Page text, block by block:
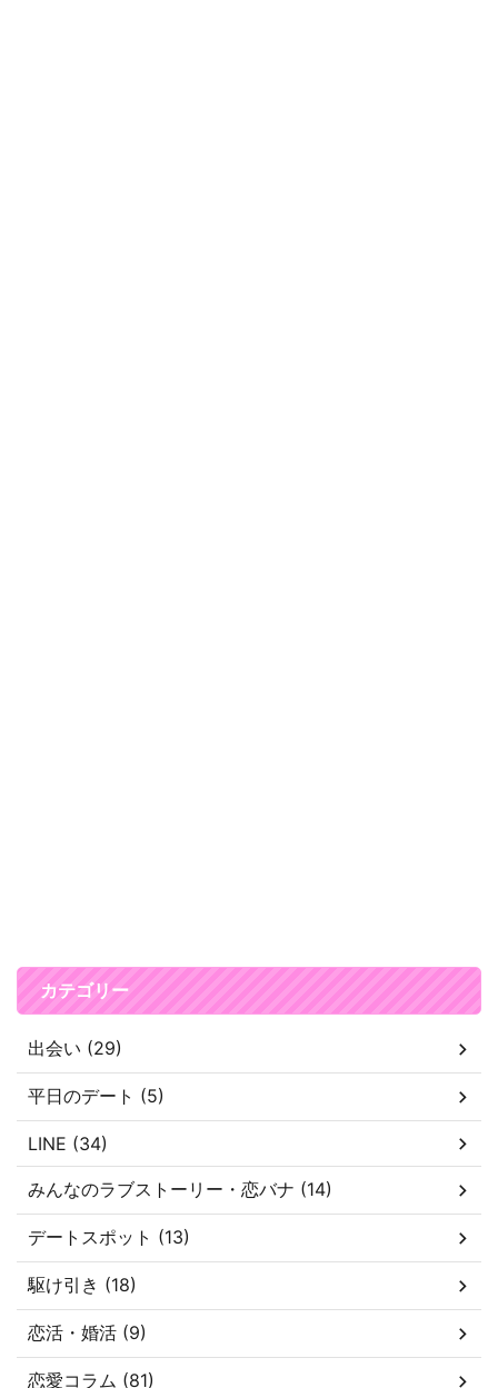
カテゴリー
出会い (29)
平日のデート (5)
LINE (34)
みんなのラブストーリー・恋バナ (14)
デートスポット (13)
駆け引き (18)
恋活・婚活 (9)
恋愛コラム (81)